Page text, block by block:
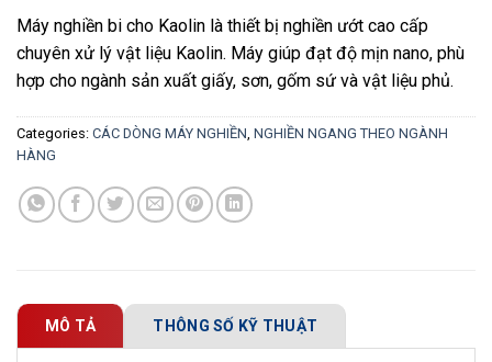
Máy nghiền bi cho Kaolin là thiết bị nghiền ướt cao cấp
chuyên xử lý vật liệu Kaolin. Máy giúp đạt độ mịn nano, phù
hợp cho ngành sản xuất giấy, sơn, gốm sứ và vật liệu phủ.
Categories: CÁC DÒNG MÁY NGHIỀN, NGHIỀN NGANG THEO NGÀNH
HÀNG
MÔ TẢ THÔNG SỐ KỸ THUẬT